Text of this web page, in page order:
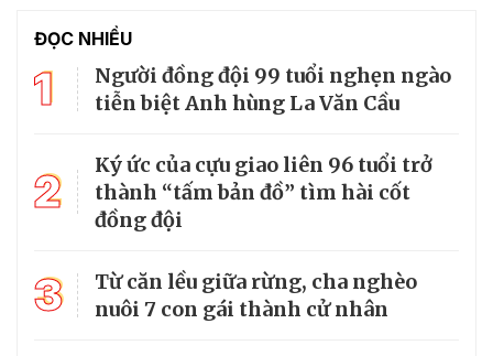
ĐỌC NHIỀU
1
Người đồng đội 99 tuổi nghẹn ngào
tiễn biệt Anh hùng La Văn Cầu
2
Ký ức của cựu giao liên 96 tuổi trở
thành “tấm bản đồ” tìm hài cốt
đồng đội
3
Từ căn lều giữa rừng, cha nghèo
nuôi 7 con gái thành cử nhân